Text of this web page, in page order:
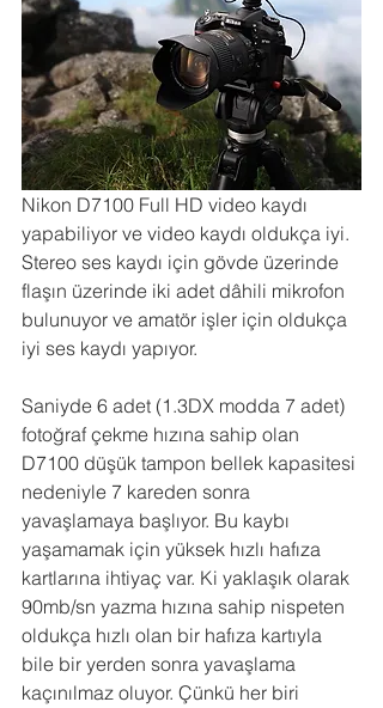
Nikon D7100 Full HD video kaydı
yapabiliyor ve video kaydı oldukça iyi.
Stereo ses kaydı için gövde üzerinde
flaşın üzerinde iki adet dâhili mikrofon
bulunuyor ve amatör işler için oldukça
iyi ses kaydı yapıyor.
Saniyde 6 adet (1.3DX modda 7 adet)
fotoğraf çekme hızına sahip olan
D7100 düşük tampon bellek kapasitesi
nedeniyle 7 kareden sonra
yavaşlamaya başlıyor. Bu kaybı
yaşamamak için yüksek hızlı hafıza
kartlarına ihtiyaç var. Ki yaklaşık olarak
90mb/sn yazma hızına sahip nispeten
oldukça hızlı olan bir hafıza kartıyla
bile bir yerden sonra yavaşlama
kaçınılmaz oluyor. Çünkü her biri